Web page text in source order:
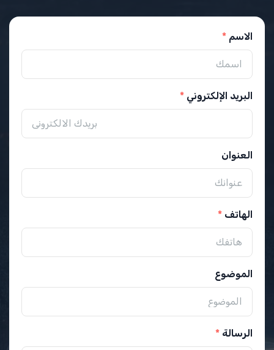
الاسم
البريد الإلكتروني
العنوان
الهاتف
الموضوع
الرسالة